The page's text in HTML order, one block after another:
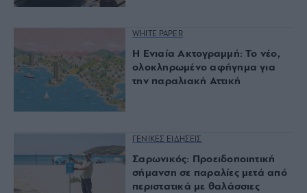
WHITE PAPER
Η Ενιαία Ακτογραμμή: Το νέο,
ολοκληρωμένο αφήγημα για
την παραλιακή Αττική
ΓΕΝΙΚΕΣ ΕΙΔΗΣΕΙΣ
Σαρωνικός: Προειδοποιητική
σήμανση σε παραλίες μετά από
περιστατικά με θαλάσσιες